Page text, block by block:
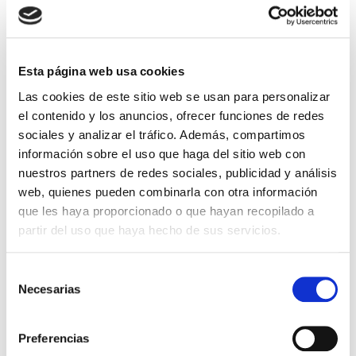
Esta página web usa cookies
Las cookies de este sitio web se usan para personalizar
el contenido y los anuncios, ofrecer funciones de redes
sociales y analizar el tráfico. Además, compartimos
información sobre el uso que haga del sitio web con
nuestros partners de redes sociales, publicidad y análisis
web, quienes pueden combinarla con otra información
que les haya proporcionado o que hayan recopilado a
partir del uso que haya hecho de sus servicios.
Necesarias
Preferencias
Hiperestimulación Ovárica
(SHO)
¿Qué es el síndrome de hiperestimulación ovárica?
ovárica (SHO), como una respuesta o reacción
exagerada del crecimiento de los folículos
ováricos, debido a la […]
Leer más >